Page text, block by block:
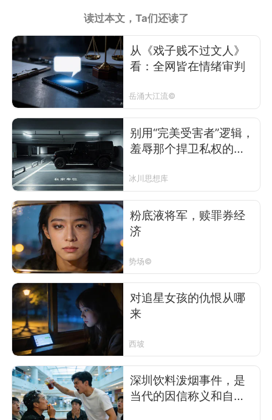
读过本文，Ta们还读了
从《戏子贱不过文人》
看：全网皆在情绪审判
岳涌大江流©
别用“完美受害者”逻辑，
羞辱那个捍卫私权的长
冰川思想库
粉底液将军，赎罪券经
济
势场©
对追星女孩的仇恨从哪
来
西坡
深圳饮料泼烟事件，是
当代的因信称义和自恋